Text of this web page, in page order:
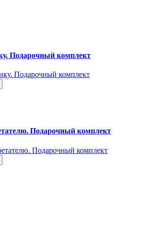
Подарочный комплект
Подарочный комплект